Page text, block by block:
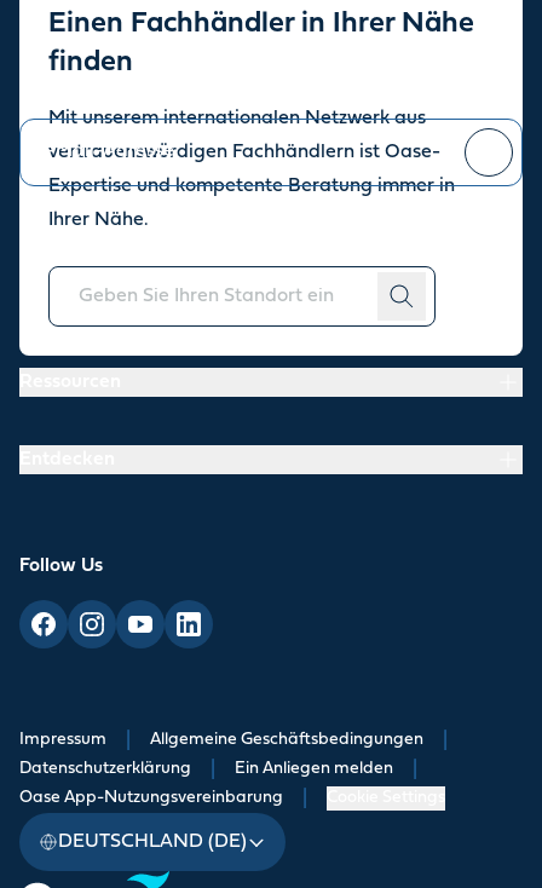
Einen Fachhändler in Ihrer Nähe
finden
Mit unserem internationalen Netzwerk aus
vertrauenswürdigen Fachhändlern ist Oase-
Expertise und kompetente Beratung immer in
Ihrer Nähe.
Oase Newsletter
Sie können sich jederzeit abmelden
Über uns
Follow Us
Impressum Allgemeine Geschäftsbedingungen
Datenschutzerklärung Ein Anliegen melden
Oase App-Nutzungsvereinbarung
DEUTSCHLAND (DE)